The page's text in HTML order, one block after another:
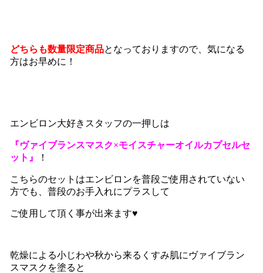
どちらも数量限定商品となっておりますので、気になる
方はお早めに！
エンビロン大好きスタッフの一押しは
『ヴァイブランスマスク×モイスチャーオイルカプセルセ
ット』
！
こちらのセットはエンビロンを普段ご使用されていない
方でも、普段のお手入れにプラスして
ご使用して頂く事が出来ます♥
乾燥による小じわや秋から来るくすみ肌にヴァイブラン
スマスクを塗ると